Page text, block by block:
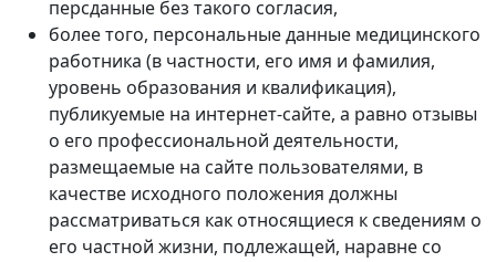
персданные без такого согласия,
более того, персональные данные медицинского
работника (в частности, его имя и фамилия,
уровень образования и квалификация),
публикуемые на интернет-сайте, а равно отзывы
о его профессиональной деятельности,
размещаемые на сайте пользователями, в
качестве исходного положения должны
рассматриваться как относящиеся к сведениям о
его частной жизни, подлежащей, наравне со